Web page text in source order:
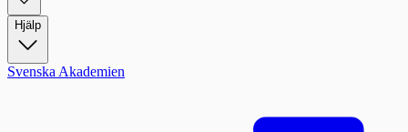
Hjälp
Svenska Akademien